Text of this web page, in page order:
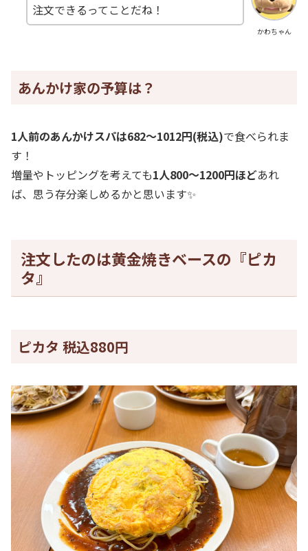
かわちゃん
注文できるってことだね！
あんかけ家の予算は？
1人前のあんかけスパは682～1012円(税込)で食べられま
す！
増量やトッピングを考えても1人800～1200円ほどあれ
ば、思う存分楽しめるかと思います✨
注文したのは黄金焼きベースの『ピカ
タ』
ピカタ 税込880円